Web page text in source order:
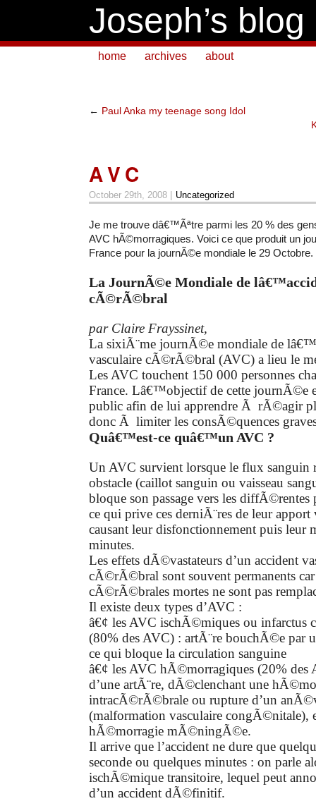
Joseph’s blog
home archives about
← Paul Anka my teenage song Idol
A V C
October 29th, 2008 | Uncategorized
Je me trouve dâ€™Ãªtre parmi les 20 % des
AVC hÃ©morragiques. Voici ce que produit un
France pour la journÃ©e mondiale le 29 Octobre.
La JournÃ©e Mondiale de
cÃ©rÃ©bral
par Claire Frayssinet,
La sixiÃ¨me journÃ©e mondiale de
vasculaire cÃ©rÃ©bral (AVC) a lieu le
Les AVC touchent 150 000 personnes
France. Lâ€™objectif de cette journÃ©e
public afin de lui apprendre Ã rÃ©agir
donc Ã limiter les consÃ©quences
Quâ€™est-ce quâ€™un AVC ?
Un AVC survient lorsque le flux sanguin
obstacle (caillot sanguin ou vaisseau
bloque son passage vers les diffÃ©rentes
ce qui prive ces derniÃ¨res de leur
causant leur disfonctionnement puis leur
minutes.
Les effets dÃ©vastateurs d’un accident
cÃ©rÃ©bral sont souvent permanents car
cÃ©rÃ©brales mortes ne sont pas
Il existe deux types d’AVC :
â€¢ les AVC ischÃ©miques ou
(80% des AVC) : artÃ¨re bouchÃ©e par
ce qui bloque la circulation sanguine
â€¢ les AVC hÃ©morragiques (20% des
d’une artÃ¨re, dÃ©clenchant une
intracÃ©rÃ©brale ou rupture d’un
(malformation vasculaire congÃ©nitale),
hÃ©morragie mÃ©ningÃ©e.
Il arrive que l’accident ne dure que
seconde ou quelques minutes : on parle
ischÃ©mique transitoire, lequel peut
d’un accident dÃ©finitif.